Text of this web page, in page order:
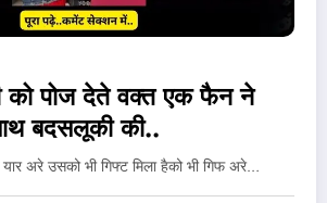
को पोज देते वक्त एक फैन ने
बदसलूकी की..
अरे उसको भी गिफ्ट मिला हैको भी गिफ अरे…